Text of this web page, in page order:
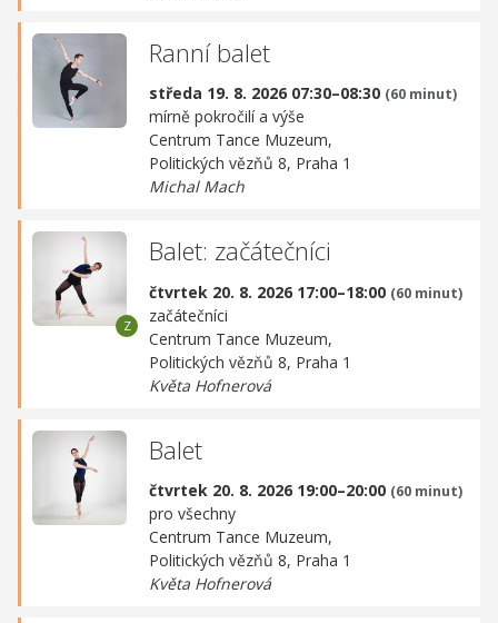
Ranní balet
středa 19. 8. 2026 07:30–08:30 (60 minut)
mírně pokročilí a výše
Centrum Tance Muzeum,
Politických vězňů 8, Praha 1
Michal Mach
Balet: začátečníci
čtvrtek 20. 8. 2026 17:00–18:00 (60 minut)
začátečníci
Centrum Tance Muzeum,
Politických vězňů 8, Praha 1
Květa Hofnerová
Balet
čtvrtek 20. 8. 2026 19:00–20:00 (60 minut)
pro všechny
Centrum Tance Muzeum,
Politických vězňů 8, Praha 1
Květa Hofnerová